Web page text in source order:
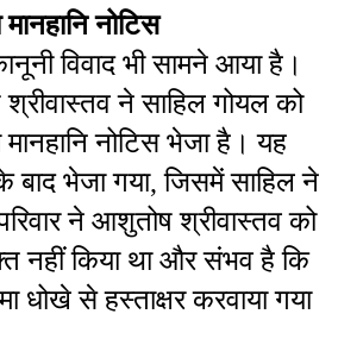
नोटिस
विवाद भी सामने आया है।
ने साहिल गोयल को
नोटिस भेजा है। यह
बाद भेजा गया, जिसमें साहिल ने
ने आशुतोष श्रीवास्तव को
नहीं किया था और संभव है कि
धोखे से हस्ताक्षर करवाया गया